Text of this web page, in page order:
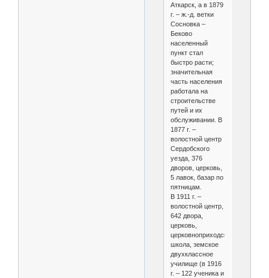
Аткарск, а в 1879
г. – ж.-д. ветки
Сосновка –
Беково
населенный
пункт стал
быстро расти;
значительная
часть населения
работала на
строительстве
путей и их
обслуживании. В
1877 г. –
волостной центр
Сердобского
уезда, 376
дворов, церковь,
5 лавок, базар по
пятницам.
В 1911 г. –
волостной центр,
642 двора,
церковь,
церковноприходская
школа, земское
двухклассное
училище (в 1916
г. – 122 ученика и